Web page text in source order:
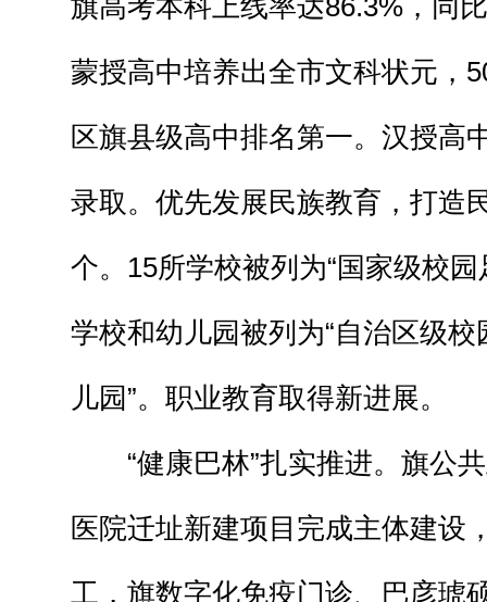
旗高考本科上线率达86.3%，同
蒙授高中培养出全市文科状元，
区旗县级高中排名第一。汉授高
录取。优先发展民族教育，打造
个。15所学校被列为“国家级校
学校和幼儿园被列为“自治区级
儿园”。职业教育取得新进展。
“健康巴林”扎实推进。旗公共
医院迁址新建项目完成主体建设
工，旗数字化免疫门诊、巴彦琥